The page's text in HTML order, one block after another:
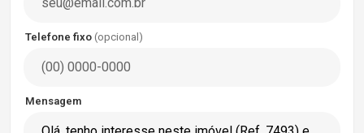
Telefone fixo (opcional)
Mensagem